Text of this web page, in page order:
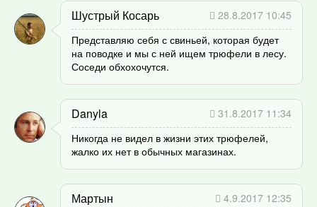
Шустрый Косарь
28.8.2017 10:45
Представляю себя с свиньей, которая будет
на поводке и мы с ней ищем трюфели в лесу.
Соседи обхохочутся.
Danyla
31.8.2017 11:34
Никогда не видел в жизни этих трюфелей,
жалко их нет в обычных магазинах.
Мартын 4.9.2017 12:35